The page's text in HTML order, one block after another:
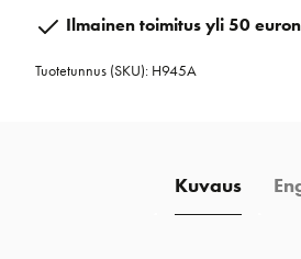
koko
määrä
Ilmainen toimitus yli 50
Tuotetunnus (SKU): H945A
Kuvaus